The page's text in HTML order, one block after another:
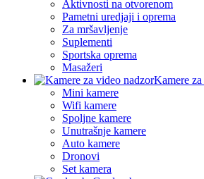
Aktivnosti na otvorenom
Pametni uredjaji i oprema
Za mršavljenje
Suplementi
Sportska oprema
Masažeri
Kamere
Mini kamere
Wifi kamere
Spoljne kamere
Unutrašnje kamere
Auto kamere
Dronovi
Set kamera